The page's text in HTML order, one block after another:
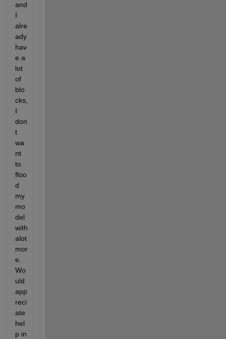
and
I
alre
ady
hav
e a
lot
of
blo
cks,
I
don
t
wa
nt
to
floo
d
my
mo
del
with
alot
mor
e.
Wo
uld
app
reci
ate
hel
p in